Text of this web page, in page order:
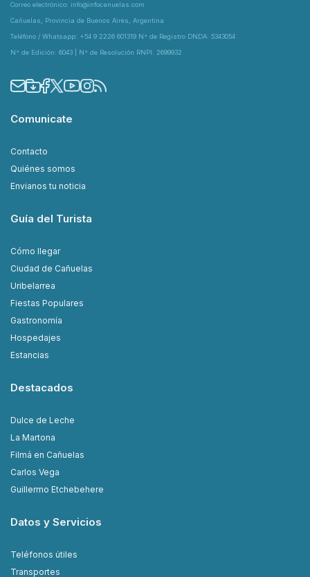
Correo electrónico: info@infocanuelas.com
Cañuelas, Provincia de Buenos Aires, Argentina
Teléfono / Whatsapp: +54 9 2226 601319 N° de Registro DNDA: 5343054
N° de Edición: 6043 | N° de Resolución RNPI: 2699932
Comunicate
Contacto
Quiénes somos
Envianos tu noticia
Guía del Turista
Cómo llegar
Ciudad de Cañuelas
Uribelarrea
Fiestas Populares
Gastronomía
Hospedajes
Estancias
Destacados
Dulce de Leche
La Martona
Filmá en Cañuelas
Carlos Vega
Guillermo Etchebehere
Datos y Servicios
Teléfonos útiles
Transportes